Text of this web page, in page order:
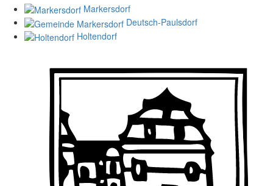
Markersdorf
Deutsch-Paulsdorf
Holtendorf